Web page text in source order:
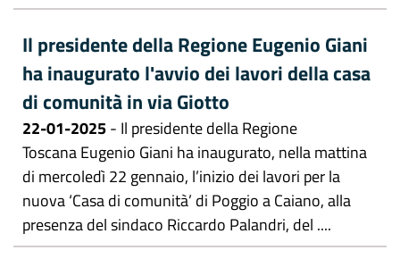
Il presidente della Regione Eugenio Giani
ha inaugurato l'avvio dei lavori della casa
di comunità in via Giotto
22-01-2025- Il presidente della Regione
Toscana Eugenio Giani ha inaugurato, nella mattina
di mercoledì 22 gennaio, l’inizio dei lavori per la
nuova ‘Casa di comunità’ di Poggio a Caiano, alla
presenza del sindaco Riccardo Palandri, del ....